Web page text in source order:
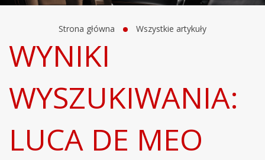
Strona główna Wszystkie artykuły
WYNIKI
WYSZUKIWANIA:
LUCA DE MEO